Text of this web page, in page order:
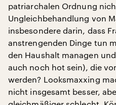
patriarchalen Ordnung
Ungleichbehandlung von
insbesondere darin, dass
anstrengenden Dinge tun
den Haushalt managen
auch noch hot sein), die
werden? Looksmaxxing
nicht insgesamt besser,